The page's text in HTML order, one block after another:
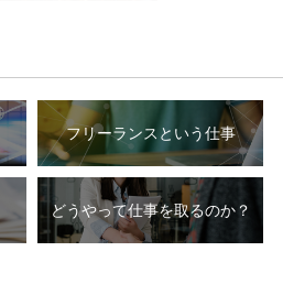
フリーランスという仕事
どうやって仕事を取るのか？